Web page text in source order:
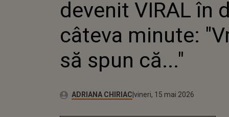
devenit VIRAL în
câteva minute:
să spun că..."
Autor:ADRIANA CHIRIACPublicat:
vineri, 15 mai 2026
Actualizat:
vineri, 15 mai 2026